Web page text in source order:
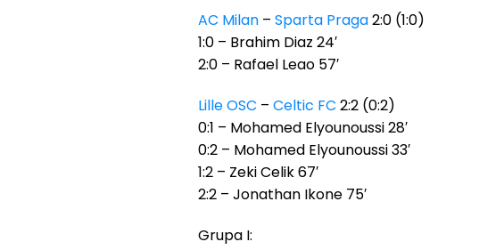
AC Milan – Sparta Praga2:0 (1:0)
1:0 – Brahim Diaz 24′
2:0 – Rafael Leao 57′
Lille OSC – Celtic FC 2:2 (0:2)
0:1 – Mohamed Elyounoussi 28′
0:2 – Mohamed Elyounoussi 33′
1:2 – Zeki Celik 67′
2:2 – Jonathan Ikone 75′
Grupa I: